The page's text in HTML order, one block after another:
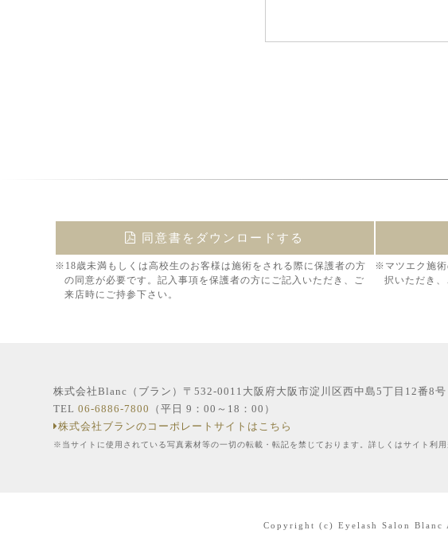
同意書をダウンロードする
※18歳未満もしくは高校生のお客様は施術をされる際に保護者の方
の同意が必要です。記入事項を保護者の方にご記入いただき、ご
来店時にご持参下さい。
※マツエク施術
択いただき、
株式会社Blanc（ブラン）〒532-0011大阪府大阪市淀川区西中島5丁目12番8
TEL06-6886-7800
（平日 9：00～18：00）
株式会社ブランのコーポレートサイトはこちら
※当サイトに使用されている写真素材等の一切の転載・転記を禁じております。詳しくはサイト利用
Copyright (c) Eyelash Salon Blanc